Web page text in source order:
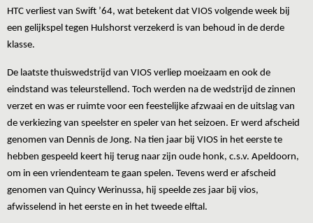
HTC verliest van Swift ’64, wat betekent dat VIOS volgende week bij
een gelijkspel tegen Hulshorst verzekerd is van behoud in de derde
klasse.
De laatste thuiswedstrijd van VIOS verliep moeizaam en ook de
eindstand was teleurstellend. Toch werden na de wedstrijd de zinnen
verzet en was er ruimte voor een feestelijke afzwaai en de uitslag van
de verkiezing van speelster en speler van het seizoen. Er werd afscheid
genomen van Dennis de Jong. Na tien jaar bij VIOS in het eerste te
hebben gespeeld keert hij terug naar zijn oude honk, c.s.v. Apeldoorn,
om in een vriendenteam te gaan spelen. Tevens werd er afscheid
genomen van Quincy Werinussa, hij speelde zes jaar bij vios,
afwisselend in het eerste en in het tweede elftal.